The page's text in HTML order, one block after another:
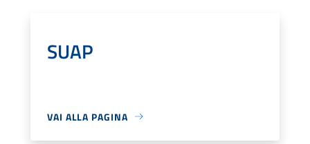
SUAP
VAI ALLA PAGINA